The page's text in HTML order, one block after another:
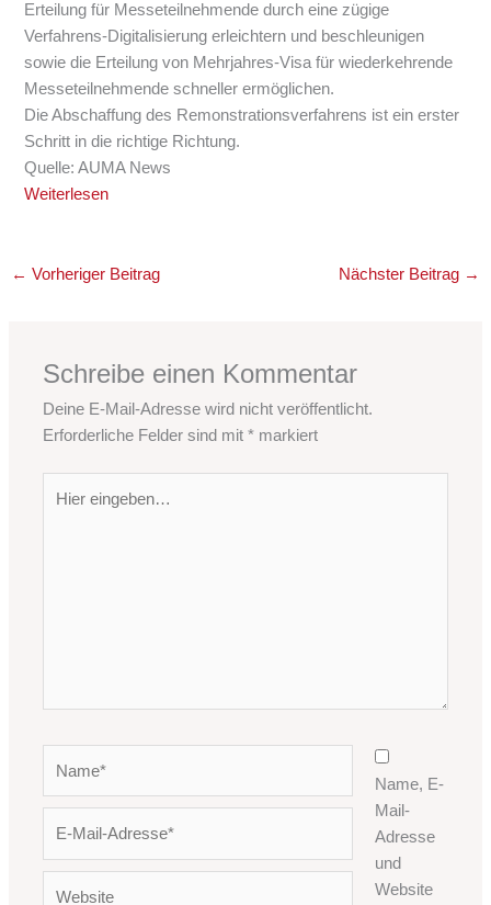
Erteilung für Messeteilnehmende durch eine zügige
Verfahrens-Digitalisierung erleichtern und beschleunigen
sowie die Erteilung von Mehrjahres-Visa für wiederkehrende
Messeteilnehmende schneller ermöglichen.
Die Abschaffung des Remonstrationsverfahrens ist ein erster
Schritt in die richtige Richtung.
Quelle: AUMA News
Weiterlesen
← Vorheriger Beitrag Nächster Beitrag →
Schreibe einen Kommentar
Deine E-Mail-Adresse wird nicht veröffentlicht.
Erforderliche Felder sind mit* markiert
eingeben…
Adresse*
Name, E-
Mail-
Adresse
und
Website